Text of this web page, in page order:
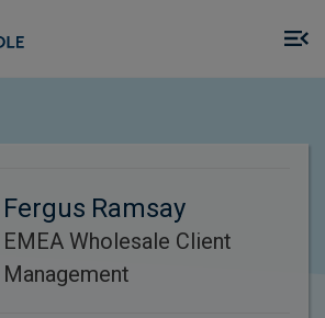
Fergus Ramsay
EMEA Wholesale Client
Management